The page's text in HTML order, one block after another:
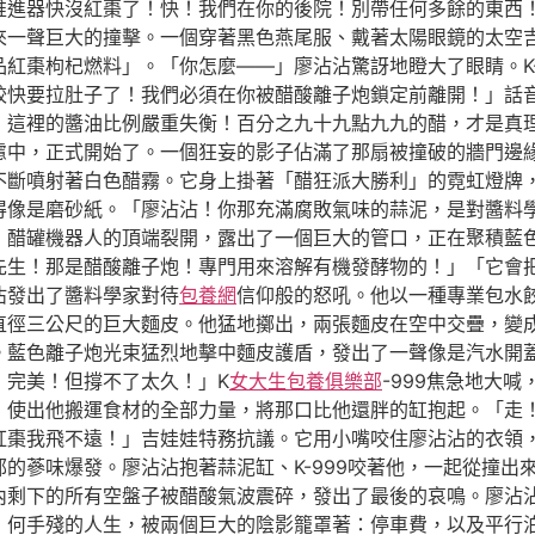
器快沒紅棗了！快！我們在你的後院！別帶任何多餘的東
聲巨大的撞擊。一個穿著黑色燕尾服、戴著太陽眼鏡的太
棗枸杞燃料」。「你怎麼——」廖沾沾驚訝地瞪大了眼睛。
要拉肚子了！我們必須在你被醋酸離子炮鎖定前離開！」
裡的醬油比例嚴重失衡！百分之九十九點九九的醋，才是
，正式開始了。一個狂妄的影子佔滿了那扇被撞破的牆門
噴射著白色醋霧。它身上掛著「醋狂派大勝利」的霓虹燈
是磨砂紙。「廖沾沾！你那充滿腐敗氣味的蒜泥，是對醬
罐機器人的頂端裂開，露出了一個巨大的管口，正在聚積
！那是醋酸離子炮！專門用來溶解有機發酵物的！」「它
出了醬料學家對待包養網信仰般的怒吼。他以一種專業包水
三公尺的巨大麵皮。他猛地擲出，兩張麵皮在空中交疊，
色離子炮光束猛烈地擊中麵皮護盾，發出了一聲像是汽水
美！但撐不了太久！」K女大生包養俱樂部-999焦急地大喊
出他搬運食材的全部力量，將那口比他還胖的缸抱起。「
我飛不遠！」吉娃娃特務抗議。它用小嘴咬住廖沾沾的衣
蔘味爆發。廖沾沾抱著蒜泥缸、K-999咬著他，一起從撞出
下的所有空盤子被醋酸氣波震碎，發出了最後的哀鳴。廖
手殘的人生，被兩個巨大的陰影籠罩著：停車費，以及平